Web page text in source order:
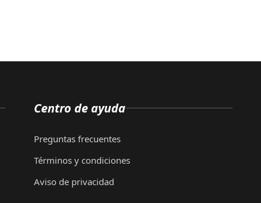
Centro de ayuda
Preguntas frecuentes
Términos y condiciones
Aviso de privacidad